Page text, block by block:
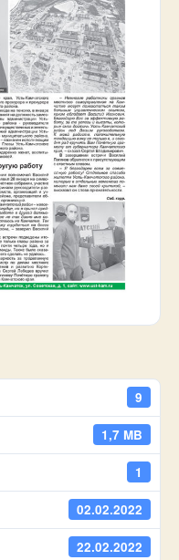
9
1,7 MB
1
02.02.2022
22.02.2022